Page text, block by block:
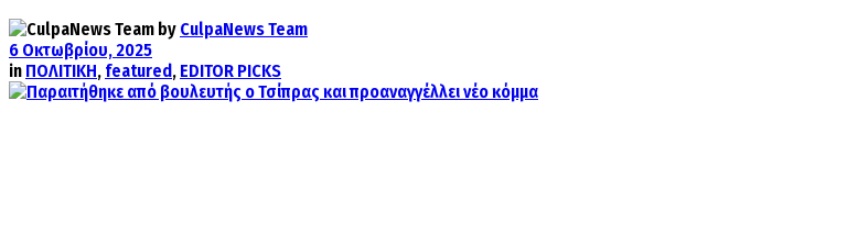
by CulpaNews Team
6 Οκτωβρίου, 2025
in ΠΟΛΙΤΙΚΗ, featured, EDITOR PICKS